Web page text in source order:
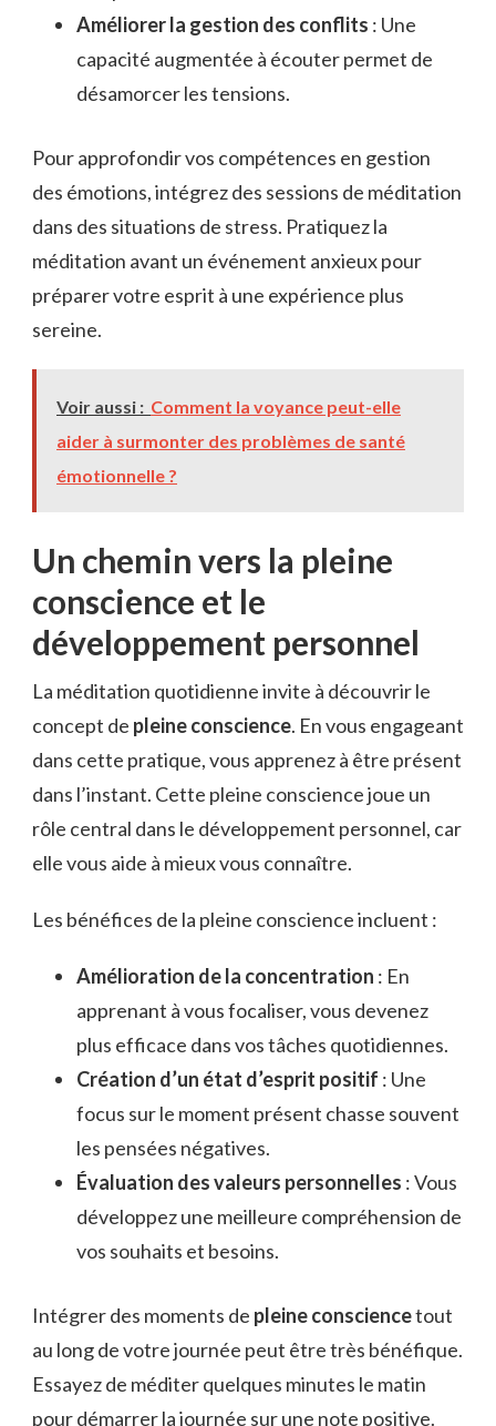
Améliorer la gestion des conflits : Une
capacité augmentée à écouter permet de
désamorcer les tensions.
Pour approfondir vos compétences en gestion
des émotions, intégrez des sessions de méditation
dans des situations de stress. Pratiquez la
méditation avant un événement anxieux pour
préparer votre esprit à une expérience plus
sereine.
Voir aussi : Comment la voyance peut-elle
aider à surmonter des problèmes de santé
émotionnelle ?
Un chemin vers la pleine
conscience et le
développement personnel
La méditation quotidienne invite à découvrir le
concept de pleine conscience. En vous engageant
dans cette pratique, vous apprenez à être présent
dans l’instant. Cette pleine conscience joue un
rôle central dans le développement personnel, car
elle vous aide à mieux vous connaître.
Les bénéfices de la pleine conscience incluent :
Amélioration de la concentration : En
apprenant à vous focaliser, vous devenez
plus efficace dans vos tâches quotidiennes.
Création d’un état d’esprit positif : Une
focus sur le moment présent chasse souvent
les pensées négatives.
Évaluation des valeurs personnelles : Vous
développez une meilleure compréhension de
vos souhaits et besoins.
Intégrer des moments de pleine consciencetout
au long de votre journée peut être très bénéfique.
Essayez de méditer quelques minutes le matin
pour démarrer la journée sur une note positive.